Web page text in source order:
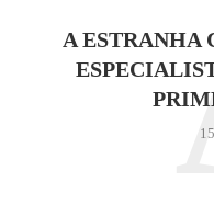
A ESTRANHA